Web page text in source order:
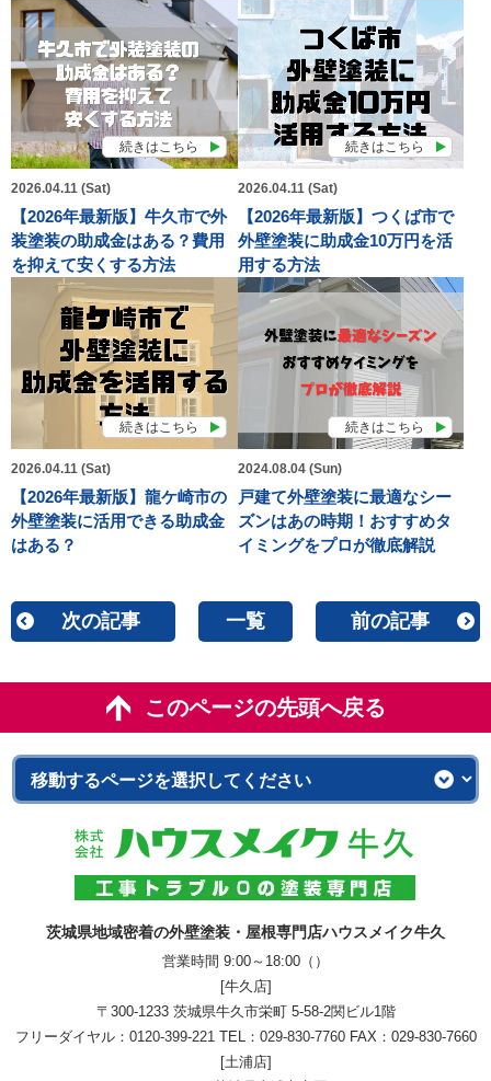
続きはこちら
2026.04.11 (Sat)
【2026年最新版】牛久市で外
装塗装の助成金はある？費用
を抑えて安くする方法
続きはこちら
2026.04.11 (Sat)
【2026年最新版】つくば市で
外壁塗装に助成金10万円を活
用する方法
続きはこちら
2026.04.11 (Sat)
【2026年最新版】龍ケ崎市の
外壁塗装に活用できる助成金
はある？
続きはこちら
2024.08.04 (Sun)
戸建て外壁塗装に最適なシー
ズンはあの時期！おすすめタ
イミングをプロが徹底解説
次の記事 一覧 前の記事
このページの先頭へ戻る
茨城県地域密着の外壁塗装・屋根専門店ハウスメイク牛久
営業時間 9:00～18:00（）
[牛久店]
〒300-1233 茨城県牛久市栄町 5-58-2関ビル1階
フリーダイヤル： 0120-399-221 TEL： 029-830-7760FAX：029-830-7660
[土浦店]